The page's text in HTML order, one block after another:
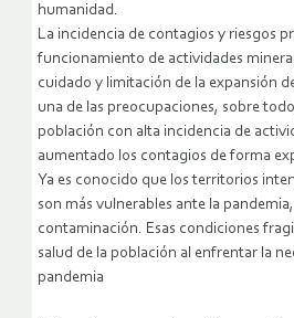
humanidad.
La incidencia de contagios y riesgos
funcionamiento de actividades
cuidado y limitación de la expansión
una de las preocupaciones, sobre
población con alta incidencia de
aumentado los contagios de forma
Ya es conocido que los territorios
son más vulnerables ante la
contaminación. Esas condiciones
salud de la población al enfrentar la
pandemia